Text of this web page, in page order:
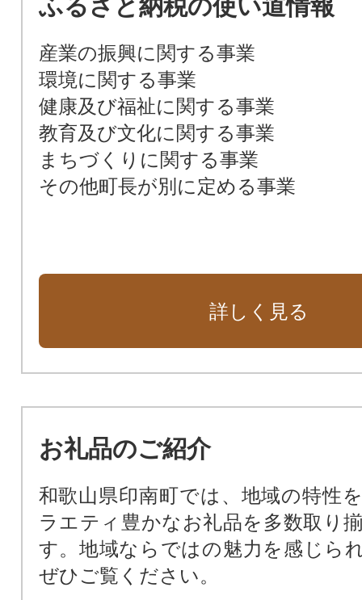
ふるさと納税の使い道情報
産業の振興に関する事業
環境に関する事業
健康及び福祉に関する事業
教育及び文化に関する事業
まちづくりに関する事業
その他町長が別に定める事業
詳しく見る
お礼品のご紹介
和歌山県印南町では、地域の特性
ラエティ豊かなお礼品を多数取り
す。地域ならではの魅力を感じら
ぜひご覧ください。